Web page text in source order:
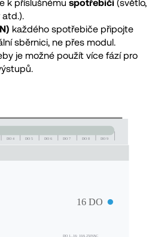
k příslušnému spotřebiči (světlo,
každého spotřebiče připojte
sběrnici, ne přes modul.
je možné použít více fází pro